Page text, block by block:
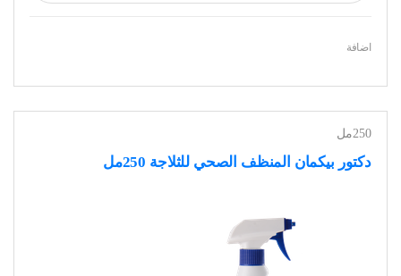
اضافة
250مل
دكتور بيكمان المنظف الصحي للثلاجة 250مل